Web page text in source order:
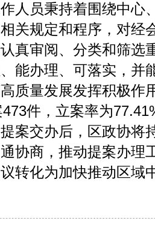
人员秉持着围绕中心
关规定和程序，对经
真审阅、分类和筛选
能办理、可落实，并
质量发展发挥积极作
件，立案率为
案交办后，区政协将
协商，推动提案办理
转化为加快推动区域